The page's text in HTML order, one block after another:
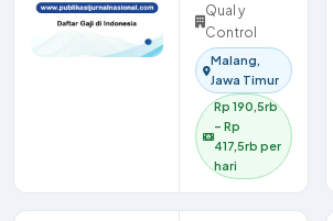
Qual y
Control
Malang,
Jawa Timur
Rp 190,5rb
– Rp
417,5rb per
hari